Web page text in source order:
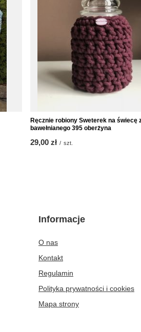
Ręcznie robiony Sweterek na świecę
bawełnianego 395 oberżyna
29,00 zł / szt.
Informacje
O nas
Kontakt
Regulamin
Polityka prywatności i cookies
Mapa strony